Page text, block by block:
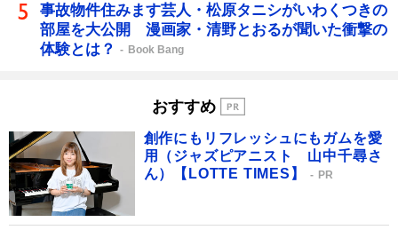
事故物件住みます芸人・松原タニシがいわくつきの
部屋を大公開 漫画家・清野とおるが聞いた衝撃の
体験とは？
Book Bang
おすすめ
創作にもリフレッシュにもガムを愛
用（ジャズピアニスト 山中千尋さ
ん）【LOTTE TIMES】
PR